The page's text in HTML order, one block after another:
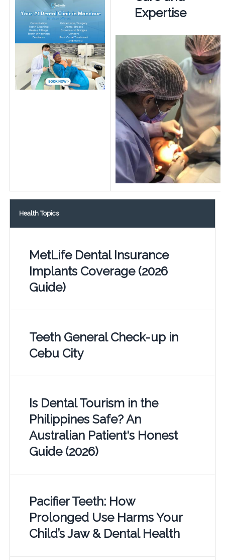
Expertise
Health Topics
MetLife Dental Insurance
Implants Coverage (2026
Guide)
Teeth General Check-up in
Cebu City
Is Dental Tourism in the
Philippines Safe? An
Australian Patient's Honest
Guide (2026)
Pacifier Teeth: How
Prolonged Use Harms Your
Child’s Jaw & Dental Health